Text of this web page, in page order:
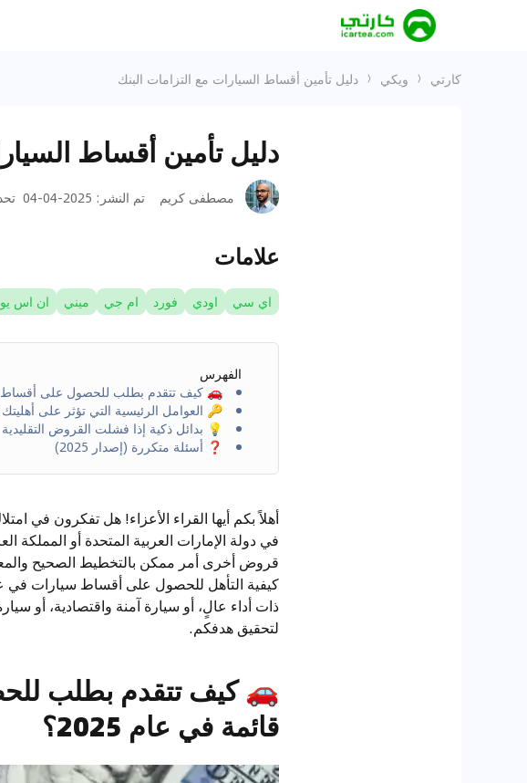
كارتي ويكي دليل تأمين أقساط السيارات مع التزامات البنك
دليل تأمين أقساط
مصطفى كريم تم النشر :
2025-04-04
علامات
اي سي اودي فورد ام جي ميني ان اس يو
الفهرس
🚗 كيف تتقدم بطلب للحصول على أقساط
🔑 العوامل الرئيسية التي تؤثر على أهليتك
💡 بدائل ذكية إذا فشلت القروض التقليدية
❓ أسئلة متكررة (إصدار 2025)
في دولة الإمارات العربية المتحدة أو
قروض أخرى أمر ممكن بالتخطيط الصحيح
ذات أداء عالٍ، أو سيارة آمنة واقتصادية، أو
لتحقيق هدفكم.
🚗كيف تتقدم بطلب
قائمة في عام 2025؟